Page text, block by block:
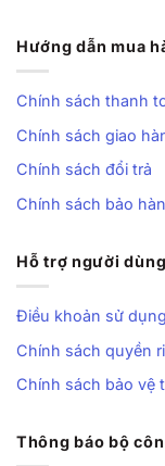
Hướng dẫn mua
Chính sách thanh
Chính sách giao
Chính sách đổi trả
Chính sách bảo
Hỗ trợ người dùng
Điều khoản sử
Chính sách quyền
Chính sách bảo vệ
Thông báo bộ